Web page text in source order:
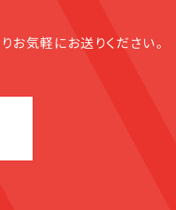
お気軽にお送りください。